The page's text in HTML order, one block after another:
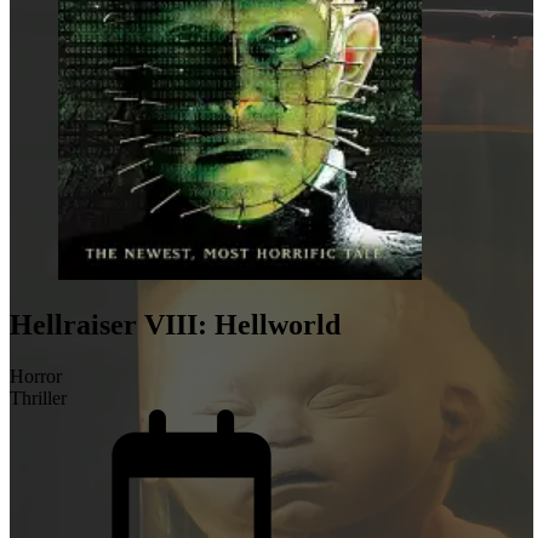
Hellraiser VIII: Hellworld
Horror
Thriller